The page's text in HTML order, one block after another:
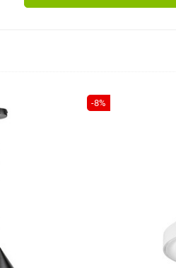
-8%